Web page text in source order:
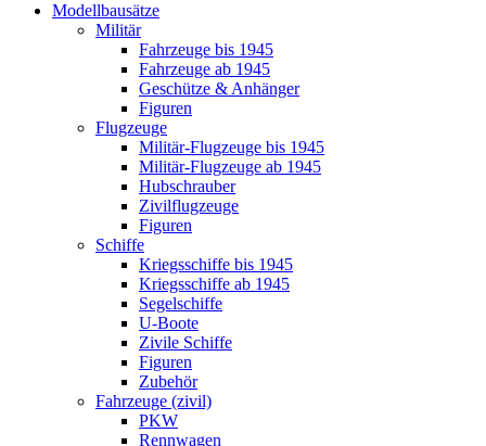
Modellbausätze
Militär
Fahrzeuge bis 1945
Fahrzeuge ab 1945
Geschütze & Anhänger
Figuren
Flugzeuge
Militär-Flugzeuge bis 1945
Militär-Flugzeuge ab 1945
Hubschrauber
Zivilflugzeuge
Figuren
Schiffe
Kriegsschiffe bis 1945
Kriegsschiffe ab 1945
Segelschiffe
U-Boote
Zivile Schiffe
Figuren
Zubehör
Fahrzeuge (zivil)
PKW
Rennwagen